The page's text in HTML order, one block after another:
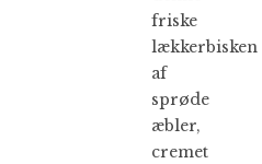
friske
lækkerbisken
af
sprøde
æbler,
cremet